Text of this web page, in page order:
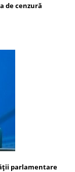
de cenzură
parlamentare